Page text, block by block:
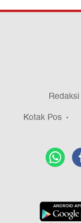
Redaksi
Kotak Pos